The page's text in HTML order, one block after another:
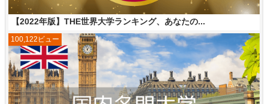
【2022年版】THE世界大学ランキング、あなたの...
100,122ビュー